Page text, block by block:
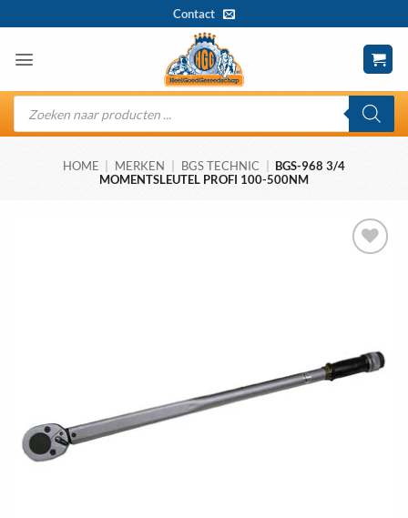
naar
inhoud
Contact
Producten
zoeken
HOME MERKEN BGS TECHNIC
BGS-968 3/4
MOMENTSLEUTEL PROFI 100-500NM